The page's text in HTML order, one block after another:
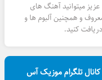
میتوانید آهنگ های
و همچنین آلبوم ها و
کنید.
تلگرام موزیک آس